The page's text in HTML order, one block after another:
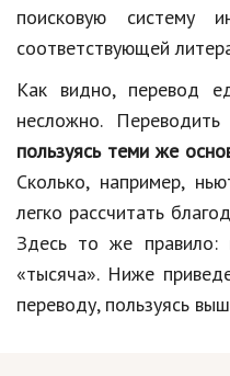
поисковую систему
соответствующей
Как видно, перевод
несложно.
пользуясь теми же
Сколько, например,
легко рассчитать
Здесь то же правило:
«тысяча». Ниже
переводу, пользуясь